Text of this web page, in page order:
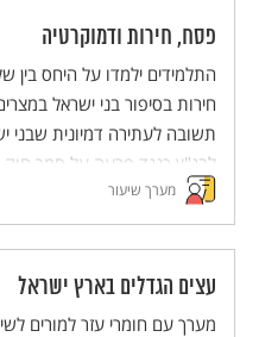
פסח, חירות ודמוקרטיה
התלמידים ילמדו על היחס בין
חירות בסיפור בני ישראל
תשובה לעתירה דמיונית שבני
לבג"ץ כנגד פרעה על סמך חוק
וחירותו.
המערך כולל עבודה במליאה,
וסיכום במליאה.
מערך שיעור
עצים הגדלים בארץ ישראל
מערך עם חומרי עזר למורים